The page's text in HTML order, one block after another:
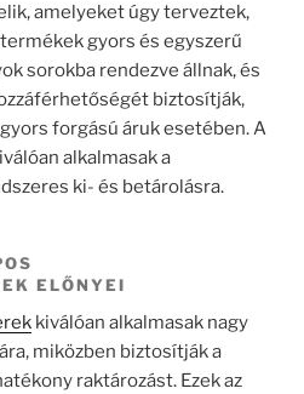
amelyeket úgy terveztek,
gyors és egyszerű
sorokba rendezve állnak, és
biztosítják,
forgású áruk esetében. A
alkalmasak a
ki- és betárolásra.
ELŐNYEI
kiválóan alkalmasak nagy
miközben biztosítják a
raktározást. Ezek az